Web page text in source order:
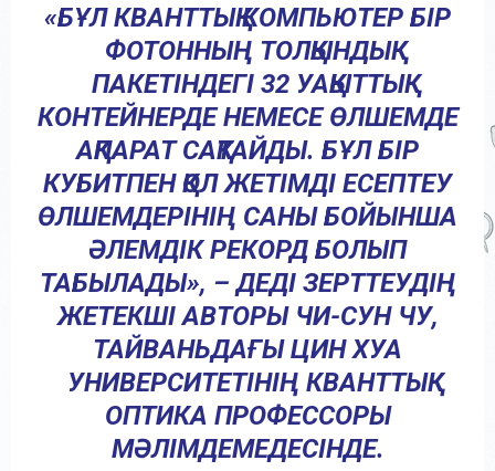
«БҰЛ КВАНТТЫҚ КОМПЬЮТЕР БІР
ФОТОННЫҢ ТОЛҚЫНДЫҚ
ПАКЕТІНДЕГІ 32 УАҚЫТТЫҚ
КОНТЕЙНЕРДЕ НЕМЕСЕ ӨЛШЕМДЕ
АҚПАРАТ САҚТАЙДЫ. БҰЛ БІР
КУБИТПЕН ҚОЛ ЖЕТІМДІ ЕСЕПТЕУ
ӨЛШЕМДЕРІНІҢ САНЫ БОЙЫНША
ӘЛЕМДІК РЕКОРД БОЛЫП
ТАБЫЛАДЫ», – ДЕДІ ЗЕРТТЕУДІҢ
ЖЕТЕКШІ АВТОРЫ ЧИ-СУН ЧУ,
ТАЙВАНЬДАҒЫ ЦИН ХУА
УНИВЕРСИТЕТІНІҢ КВАНТТЫҚ
ОПТИКА ПРОФЕССОРЫ
МӘЛІМДЕМЕДЕСІНДЕ.